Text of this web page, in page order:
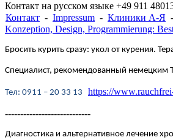
Контакт на русском языке +49 911
Контакт - Impressum - Клиники А-Я -
Konzeption, Design, Programmierung:
Бросить курить сразу: укол от курения.
Специалист, рекомендованный немецким
Teл: 0911 – 20 33 13 https://
----------------------------
Диагностика и альтернативное лечение